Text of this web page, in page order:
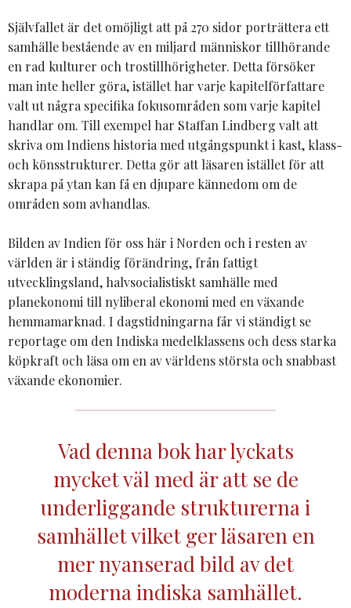
Självfallet är det omöjligt att på 270 sidor porträttera ett
samhälle bestående av en miljard människor tillhörande
en rad kulturer och trostillhörigheter. Detta försöker
man inte heller göra, istället har varje kapitelförfattare
valt ut några specifika fokusområden som varje kapitel
handlar om. Till exempel har Staffan Lindberg valt att
skriva om Indiens historia med utgångspunkt i kast, klass-
och könsstrukturer. Detta gör att läsaren istället för att
skrapa på ytan kan få en djupare kännedom om de
områden som avhandlas.
Bilden av Indien för oss här i Norden och i resten av
världen är i ständig förändring, från fattigt
utvecklingsland, halvsocialistiskt samhälle med
planekonomi till nyliberal ekonomi med en växande
hemmamarknad. I dagstidningarna får vi ständigt se
reportage om den Indiska medelklassens och dess starka
köpkraft och läsa om en av världens största och snabbast
växande ekonomier.
Vad denna bok har lyckats
mycket väl med är att se de
underliggande strukturerna i
samhället vilket ger läsaren en
mer nyanserad bild av det
moderna indiska samhället.